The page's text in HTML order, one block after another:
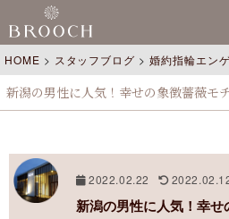
HOME > スタッフブログ >婚約指輪エン
新潟の男性に人気！幸せの象徴薔薇モ
2022.02.22
新潟の男性に人気！幸